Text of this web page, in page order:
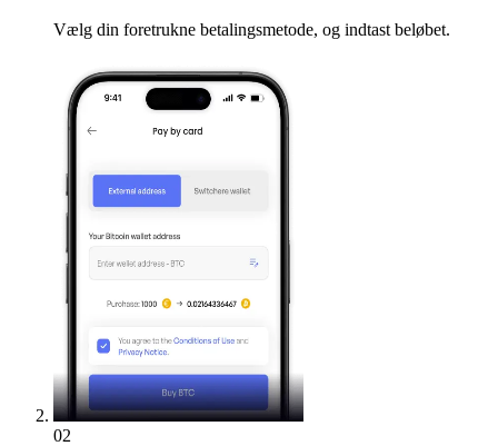
Vælg din foretrukne betalingsmetode, og indtast beløbet.
02